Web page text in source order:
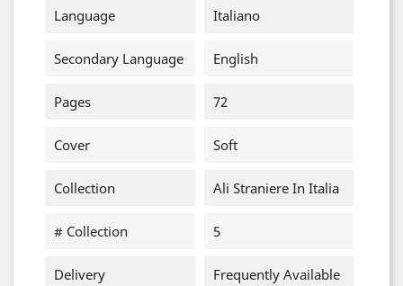
Language Italiano
Secondary Language English
Pages 72
Cover Soft
Collection Ali Straniere In Italia
# Collection 5
Delivery Frequently Available